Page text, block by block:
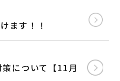
ます！！
について【11月